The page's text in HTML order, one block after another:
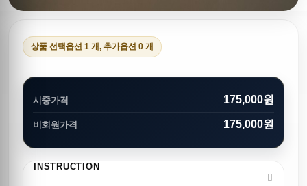
상품 선택옵션 1 개, 추가옵션 0 개
시중가격 175,000원
비회원가격 175,000원
INSTRUCTION